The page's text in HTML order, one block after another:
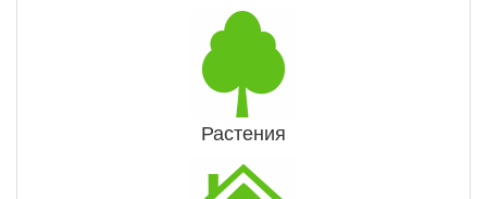
Растения